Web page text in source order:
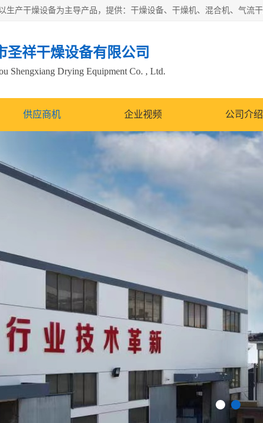
圣祥干燥设备有限公司
Shengxiang Drying Equipment Co. , Ltd.
供应商机 企业视频 公司介绍